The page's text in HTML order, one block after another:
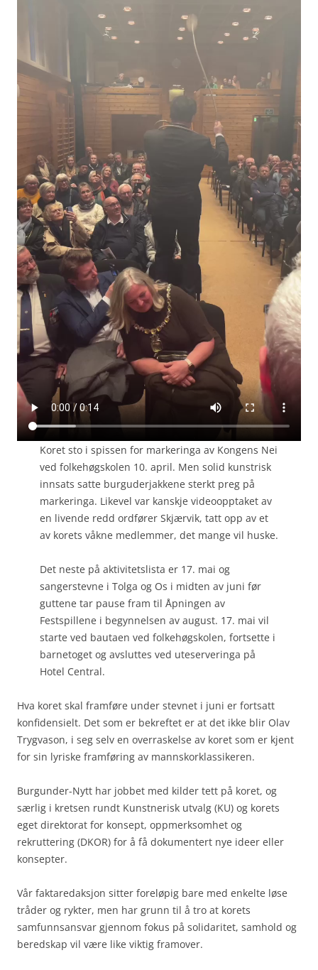
Koret sto i spissen for markeringa av Kongens Nei
ved folkehøgskolen 10. april. Men solid kunstrisk
innsats satte burguderjakkene sterkt preg på
markeringa. Likevel var kanskje videoopptaket av
en livende redd ordfører Skjærvik, tatt opp av et
av korets våkne medlemmer, det mange vil huske.
Det neste på aktivitetslista er 17. mai og
sangerstevne i Tolga og Os i midten av juni før
guttene tar pause fram til Åpningen av
Festspillene i begynnelsen av august. 17. mai vil
starte ved bautaen ved folkehøgskolen, fortsette i
barnetoget og avsluttes ved uteserveringa på
Hotel Central.
Hva koret skal framføre under stevnet i juni er fortsatt
konfidensielt. Det som er bekreftet er at det ikke blir Olav
Trygvason, i seg selv en overraskelse av koret som er kjent
for sin lyriske framføring av mannskorklassikeren.
Burgunder-Nytt har jobbet med kilder tett på koret, og
særlig i kretsen rundt Kunstnerisk utvalg (KU) og korets
eget direktorat for konsept, oppmerksomhet og
rekruttering (DKOR) for å få dokumentert nye ideer eller
konsepter.
Vår faktaredaksjon sitter foreløpig bare med enkelte løse
tråder og rykter, men har grunn til å tro at korets
samfunnsansvar gjennom fokus på solidaritet, samhold og
beredskap vil være like viktig framover.